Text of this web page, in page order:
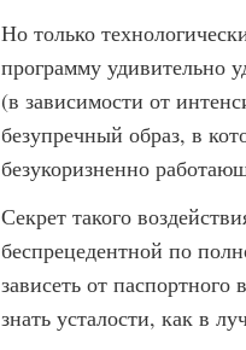
Но только
программу удивительно
(в зависимости от
безупречный образ, в
безукоризненно
Секрет такого
беспрецедентной по
зависеть от
знать усталости, как в